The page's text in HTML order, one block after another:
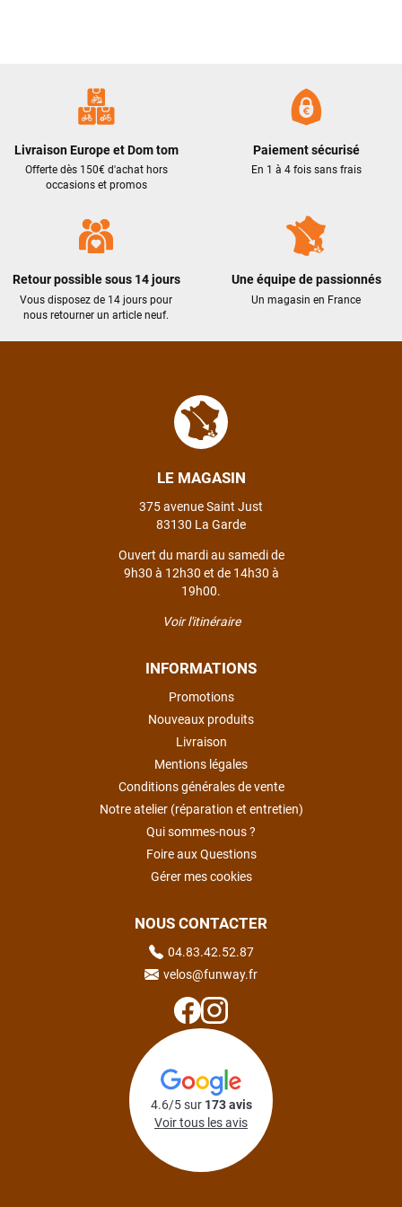
Livraison Europe et Dom tom
Offerte dès 150€ d'achat hors
occasions et promos
Paiement sécurisé
En 1 à 4 fois sans frais
Retour possible sous 14 jours
Vous disposez de 14 jours pour
nous retourner un article neuf.
Une équipe de passionnés
Un magasin en France
LE MAGASIN
375 avenue Saint Just
83130 La Garde
Ouvert du mardi au samedi de
9h30 à 12h30 et de 14h30 à
19h00.
Voir l'itinéraire
INFORMATIONS
Promotions
Nouveaux produits
Livraison
Mentions légales
Conditions générales de vente
Notre atelier (réparation et entretien)
Qui sommes-nous ?
Foire aux Questions
Gérer mes cookies
NOUS CONTACTER
04.83.42.52.87
velos@funway.fr
4.6/5 sur 173 avis
Voir tous les avis